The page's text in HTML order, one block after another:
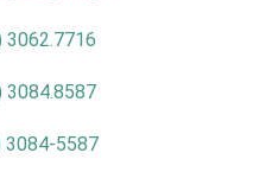
3062.7716
3084.8587
3084-5587